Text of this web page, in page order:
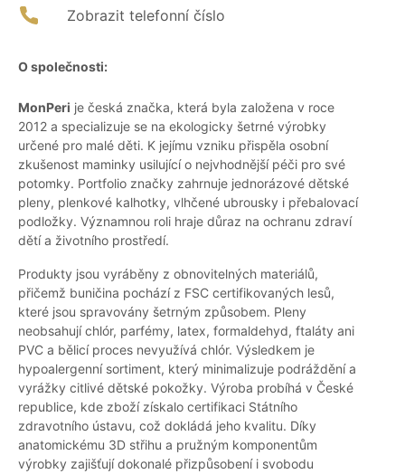
Zobrazit telefonní číslo
O společnosti:
MonPeri je česká značka, která byla založena v roce
2012 a specializuje se na ekologicky šetrné výrobky
určené pro malé děti. K jejímu vzniku přispěla osobní
zkušenost maminky usilující o nejvhodnější péči pro své
potomky. Portfolio značky zahrnuje jednorázové dětské
pleny, plenkové kalhotky, vlhčené ubrousky i přebalovací
podložky. Významnou roli hraje důraz na ochranu zdraví
dětí a životního prostředí.
Produkty jsou vyráběny z obnovitelných materiálů,
přičemž buničina pochází z FSC certifikovaných lesů,
které jsou spravovány šetrným způsobem. Pleny
neobsahují chlór, parfémy, latex, formaldehyd, ftaláty ani
PVC a bělicí proces nevyužívá chlór. Výsledkem je
hypoalergenní sortiment, který minimalizuje podráždění a
vyrážky citlivé dětské pokožky. Výroba probíhá v České
republice, kde zboží získalo certifikaci Státního
zdravotního ústavu, což dokládá jeho kvalitu. Díky
anatomickému 3D střihu a pružným komponentům
výrobky zajišťují dokonalé přizpůsobení i svobodu